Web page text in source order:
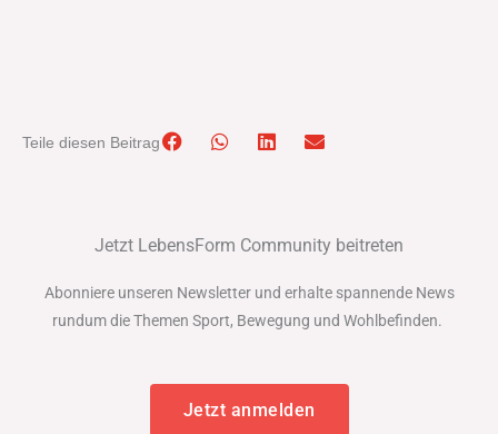
Teile diesen Beitrag
Jetzt LebensForm Community beitreten
Abonniere unseren Newsletter und erhalte spannende News
rundum die Themen Sport, Bewegung und Wohlbefinden.
Jetzt anmelden